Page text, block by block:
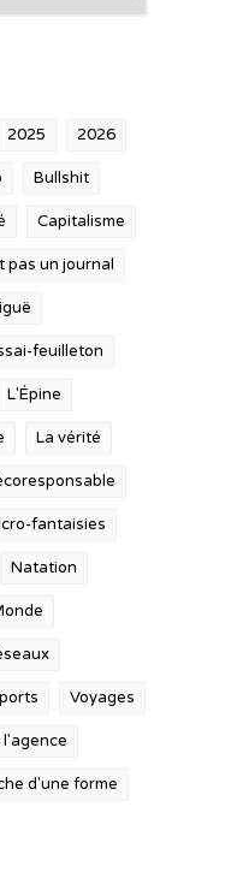
2025 2026
Bullshit
Capitalisme
pas un journal
feuilleton
L'Épine
La vérité
fantaisies
Natation
Voyages
l'agence
d'une forme